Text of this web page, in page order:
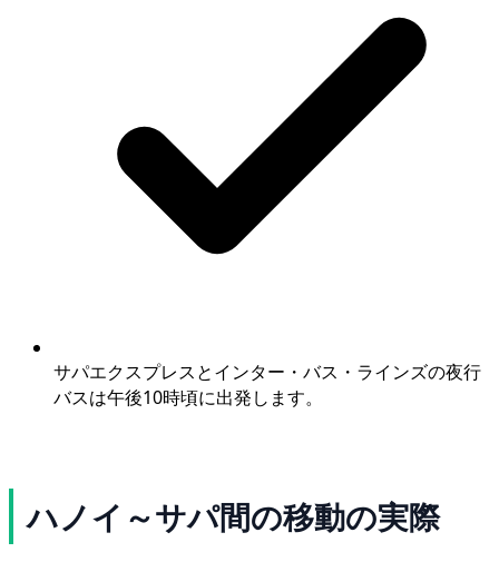
サパエクスプレスとインター・バス・ラインズの夜行
バスは午後10時頃に出発します。
ハノイ～サパ間の移動の実際